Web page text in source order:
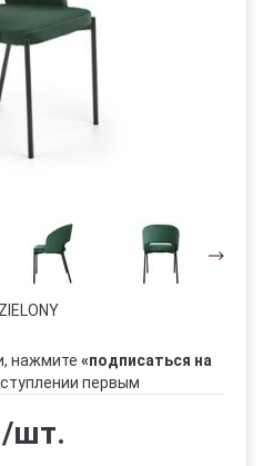
нажмите «подписаться на
первым
/шт.